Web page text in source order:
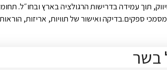
תוך עמידה בדרישות הרגולציה בארץ ובחו״ל.
ספקים.בדיקה ואישור של תוויות, אריזות,
בשר